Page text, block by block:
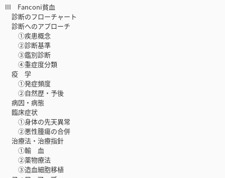
III Fanconi貧血
診断のフローチャート
診断へのアプローチ
①疾患概念
②診断基準
③鑑別診断
④重症度分類
疫 学
①発症頻度
②自然歴・予後
病因・病態
臨床症状
①身体の先天異常
②悪性腫瘍の合併
治療法・治療指針
①輸 血
②薬物療法
③造血細胞移植